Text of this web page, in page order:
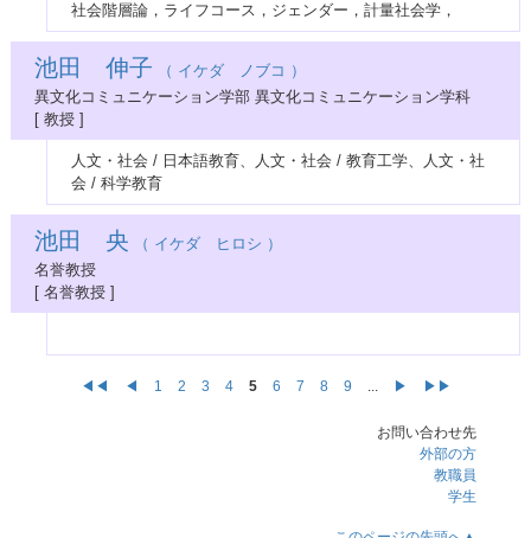
社会階層論，ライフコース，ジェンダー，計量社会学，
池田 伸子 （ イケダ ノブコ ）
異文化コミュニケーション学部 異文化コミュニケーション学科
[ 教授 ]
人文・社会 / 日本語教育、人文・社会 / 教育工学、人文・社
会 / 科学教育
池田 央 （ イケダ ヒロシ ）
名誉教授
[ 名誉教授 ]
◀◀ ◀ 1 2 3 4 5 6 7 8 9 ... ▶ ▶▶
お問い合わせ先
外部の方
教職員
学生